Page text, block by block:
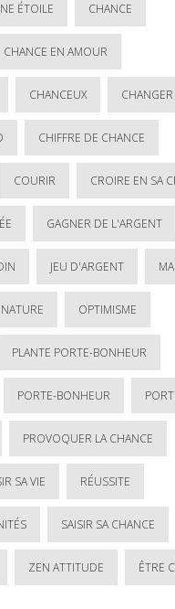
ÉTOILE CHANCE
CHANCE EN AMOUR
CHANCEUX
CHIFFRE DE CHANCE
COURIR CROIRE EN SA
GAGNER DE L'ARGENT
JEU D'ARGENT
NATURE OPTIMISME
PLANTE PORTE-BONHEUR
PORTE-BONHEUR
PROVOQUER LA CHANCE
SA VIE RÉUSSITE
SAISIR SA CHANCE
ZEN ATTITUDE ÊTRE